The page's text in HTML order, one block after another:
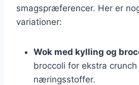
smagspræferencer. Her er
variationer:
Wok med kylling og
broccoli for ekstra crunch
næringsstoffer.